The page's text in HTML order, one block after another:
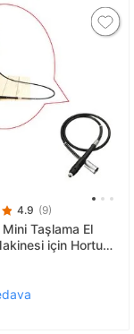
4.9 (9)
Mini Taşlama El
için Hortum
Spiral esnek
Gravür Hortumu